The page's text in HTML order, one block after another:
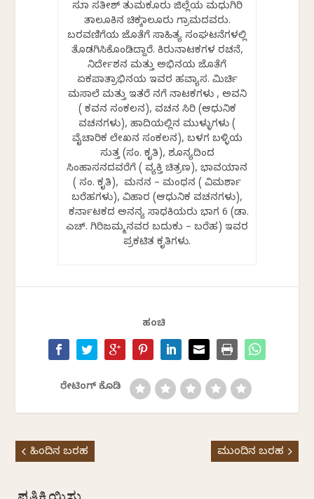
ಸುಮಾ ಸತೀಶ್‌ ತುಮಕೂರು ಜಿಲ್ಲೆಯ ಮಧುಗಿರಿ
ತಾಲೂಕಿನ ಚಿಕ್ಕಮಾಲೂರು ಗ್ರಾಮದವರು.
ಬರವಣಿಗೆಯ ಜೊತೆಗೆ ಸಾಹಿತ್ಯ ಸಂಘಟನೆಗಳಲ್ಲಿ
ತೊಡಗಿಸಿಕೊಂಡಿದ್ದಾರೆ. ಕಿರುನಾಟಕಗಳ ರಚನೆ,
ನಿರ್ದೇಶನ ಮತ್ತು ಅಭಿನಯ ಜೊತೆಗೆ
ಏಕಪಾತ್ರಾಭಿನಯ ಇವರ ಹವ್ಯಾಸ. ಮಿರ್ಚಿ
ಮಸಾಲೆ ಮತ್ತು ಇತರೆ ನಗೆ ನಾಟಕಗಳು , ಅವನಿ
( ಕವನ ಸಂಕಲನ), ವಚನ ಸಿರಿ (ಆಧುನಿಕ
ವಚನಗಳು), ಹಾದಿಯಲ್ಲಿನ ಮುಳ್ಳುಗಳು (
ವೈಚಾರಿಕ ಲೇಖನ ಸಂಕಲನ), ಬಳಗ ಬಳ್ಳಿಯ
ಸುತ್ತ (ಸಂ. ಕೃತಿ), ಶೂನ್ಯದಿಂದ
ಸಿಂಹಾಸನದವರೆಗೆ ( ವ್ಯಕ್ತಿ ಚಿತ್ರಣ), ಭಾವಯಾನ
( ಸಂ. ಕೃತಿ), ಮನನ – ಮಂಥನ ( ವಿಮರ್ಶಾ
ಬರೆಹಗಳು), ವಿಹಾರ (ಆಧುನಿಕ ವಚನಗಳು),
ಕರ್ನಾಟಕದ ಅನನ್ಯ ಸಾಧಕಿಯರು ಭಾಗ 6 (ಡಾ.
ಎಚ್. ಗಿರಿಜಮ್ಮನವರ ಬದುಕು – ಬರೆಹ) ಇವರ
ಪ್ರಕಟಿತ ಕೃತಿಗಳು.
ಹಂಚಿ
ರೇಟಿಂಗ್ ಕೊಡಿ
ಹಿಂದಿನ ಬರಹ ಮುಂದಿನ ಬರಹ